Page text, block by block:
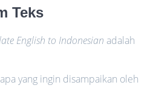
Teks
English to Indonesian adalah
yang ingin disampaikan oleh